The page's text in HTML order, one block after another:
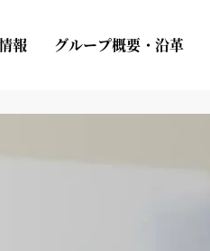
報 グループ概要・沿革